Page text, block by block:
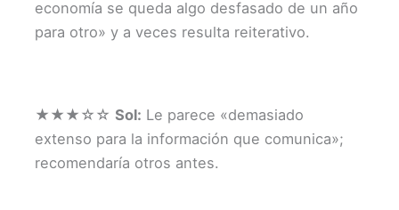
economía se queda algo desfasado de un año
para otro» y a veces resulta reiterativo.
★★★☆☆Sol: Le parece «demasiado
extenso para la información que comunica»;
recomendaría otros antes.